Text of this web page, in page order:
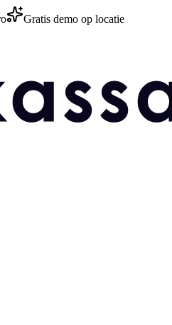
Gratis demo op locatie